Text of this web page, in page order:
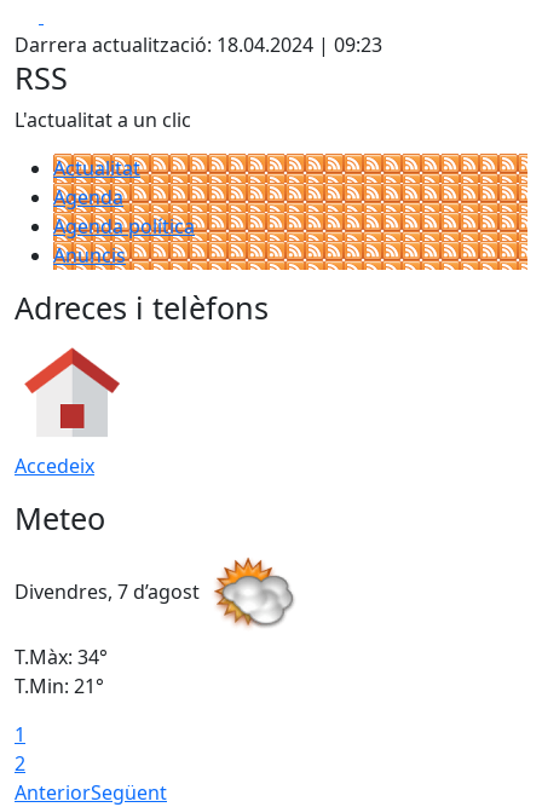
Darrera actualització: 18.04.2024 | 09:23
RSS
L'actualitat a un clic
Actualitat
Agenda
Agenda política
Anuncis
Adreces i telèfons
Accedeix
Meteo
Divendres, 7 d’agost
T.Màx: 34°
T.Min: 21°
1
2
AnteriorSegüent